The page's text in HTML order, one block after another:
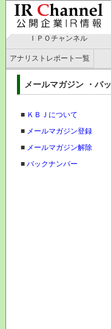
ＩＰＯチャンネル
アナリストレポート一覧
メールマガジン ・
■ ＫＢＪについて
■ メールマガジン登録
■ メールマガジン解除
■ バックナンバー